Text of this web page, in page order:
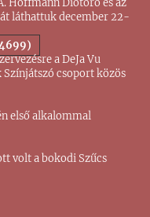
Hoffmann Diótörő és az
láthattuk december 22-
a DeJa Vu
csoport közös
első alkalommal
volt a bokodi Szűcs